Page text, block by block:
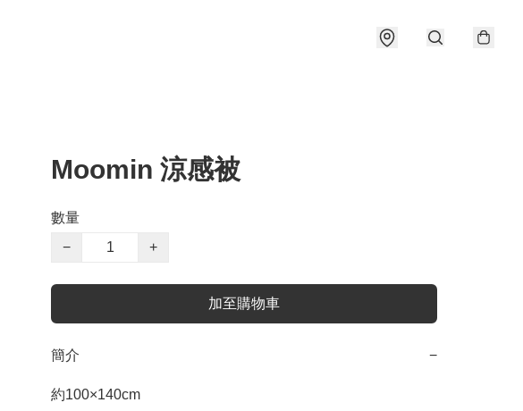
Moomin 涼感被
數量
−
+
加至購物車
簡介 −
約100×140cm